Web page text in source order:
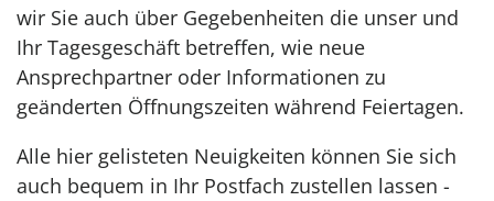
wir Sie auch über Gegebenheiten die unser und
Ihr Tagesgeschäft betreffen, wie neue
Ansprechpartner oder Informationen zu
geänderten Öffnungszeiten während Feiertagen.
Alle hier gelisteten Neuigkeiten können Sie sich
auch bequem in Ihr Postfach zustellen lassen -